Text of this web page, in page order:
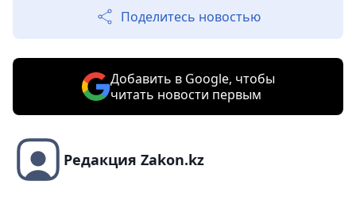
Поделитесь новостью
Добавить в Google, чтобы
читать новости первым
Редакция Zakon.kz